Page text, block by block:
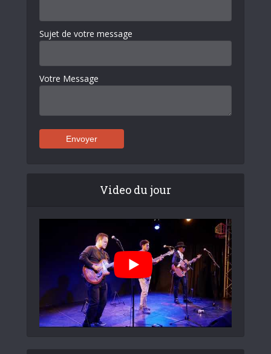
Sujet de votre message
Votre Message
Video du jour